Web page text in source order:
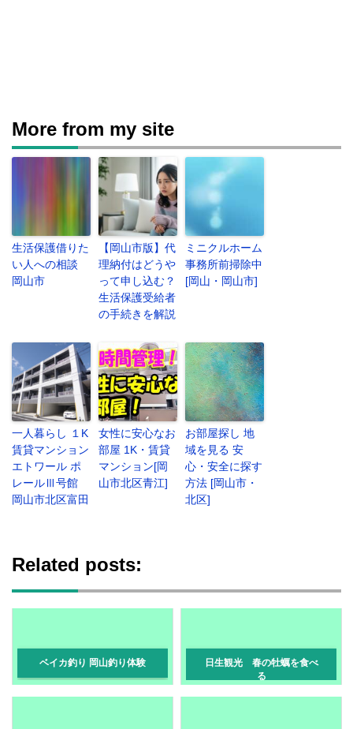
More from my site
生活保護借りた
い人への相談
岡山市
【岡山市版】代
理納付はどうや
って申し込む？
生活保護受給者
の手続きを解説
ミニクルホーム
事務所前掃除中
[岡山・岡山市]
一人暮らし １K
賃貸マンション
エトワール ポ
レールⅢ号館
岡山市北区富田
女性に安心なお
部屋 1K・賃貸
マンション[岡
山市北区青江]
お部屋探し 地
域を見る 安
心・安全に探す
方法 [岡山市・
北区]
Related posts:
ベイカ釣り 岡山釣り体験
日生観光 春の牡蠣を食べ
る